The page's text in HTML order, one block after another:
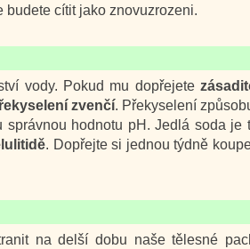
budete cítit jako znovuzrozeni.
vody. Pokud mu dopřejete
zvenčí. Překyselení
hodnotu pH. Jedlá soda je
. Dopřejte si jednou týdně
na delší dobu naše tělesné